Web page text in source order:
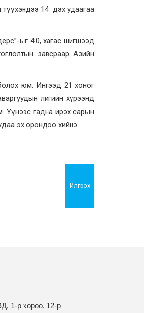
14 дэх удаагаа
ыг 4:0, хагас шигшээд
завсраар Азийн
болох юм. Ингээд 21 хоног
лигийн хүрээнд
Үүнээс гадна ирэх сарын
эх орондоо хийнэ.
Илгээх
1-р хороо, 12-р